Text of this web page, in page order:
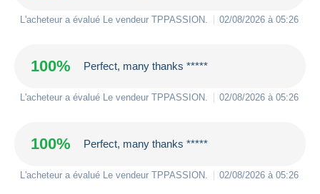
L'acheteur a évalué Le vendeur TPPASSION 02/08/2026 à 05:26
100% Perfect, many thanks *****
L'acheteur a évalué Le vendeur TPPASSION 02/08/2026 à 05:26
100% Perfect, many thanks *****
L'acheteur a évalué Le vendeur TPPASSION 02/08/2026 à 05:26